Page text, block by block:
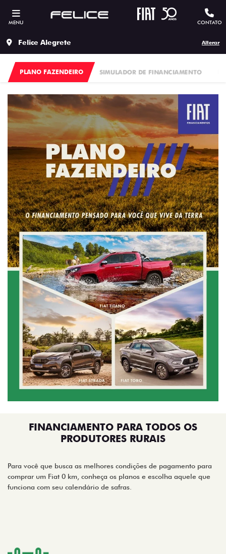
MENU CONTATO
Felice Alegrete Alterar
SIMULADOR DE FINANCIAMENTO
PLANO FAZENDEIRO
FINANCIAMENTO PARA TODOS OS
PRODUTORES RURAIS
Para você que busca as melhores condições de pagamento para
comprar um Fiat 0 km, conheça os planos e escolha aquele que
funciona com seu calendário de safras.